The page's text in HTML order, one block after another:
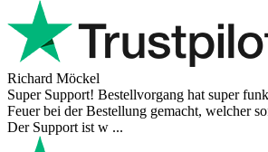
Richard Möckel
Super Support! Bestellvorgang hat super
Feuer bei der Bestellung gemacht, welcher
Der Support ist w ...